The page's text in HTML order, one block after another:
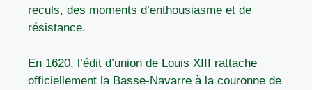
reculs, des moments d’enthousiasme et de
résistance.
En 1620, l’édit d’union de Louis XIII rattache
officiellement la Basse-Navarre à la couronne de